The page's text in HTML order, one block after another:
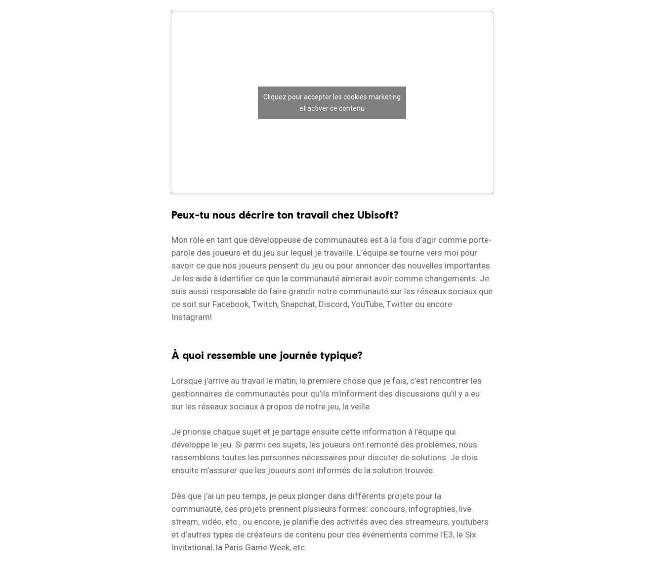
Cliquez pour accepter les cookies marketing
et activer ce contenu
Peux-tu nous décrire ton travail chez Ubisoft?
Mon rôle en tant que développeuse de communautés est à la fois d’agir comme porte-
parole des joueurs et du jeu sur lequel je travaille. L’équipe se tourne vers moi pour
savoir ce que nos joueurs pensent du jeu ou pour annoncer des nouvelles importantes.
Je les aide à identifier ce que la communauté aimerait avoir comme changements. Je
suis aussi responsable de faire grandir notre communauté sur les réseaux sociaux que
ce soit sur Facebook, Twitch, Snapchat, Discord, YouTube, Twitter ou encore
Instagram!
À quoi ressemble une journée typique?
Lorsque j’arrive au travail le matin, la première chose que je fais, c’est rencontrer les
gestionnaires de communautés pour qu’ils m’informent des discussions qu’il y a eu
sur les réseaux sociaux à propos de notre jeu, la veille.
Je priorise chaque sujet et je partage ensuite cette information à l’équipe qui
développe le jeu. Si parmi ces sujets, les joueurs ont remonté des problèmes, nous
rassemblons toutes les personnes nécessaires pour discuter de solutions. Je dois
ensuite m’assurer que les joueurs sont informés de la solution trouvée.
Dès que j’ai un peu temps, je peux plonger dans différents projets pour la
communauté, ces projets prennent plusieurs formes: concours, infographies, live
stream, vidéo, etc., ou encore, je planifie des activités avec des streameurs, youtubers
et d’autres types de créateurs de contenu pour des événements comme l’E3, le Six
Invitational, la Paris Game Week, etc.